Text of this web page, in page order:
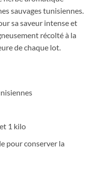
sauvages tunisiennes.
sa saveur intense et
récolté à la
de chaque lot.
1 kilo
pour conserver la